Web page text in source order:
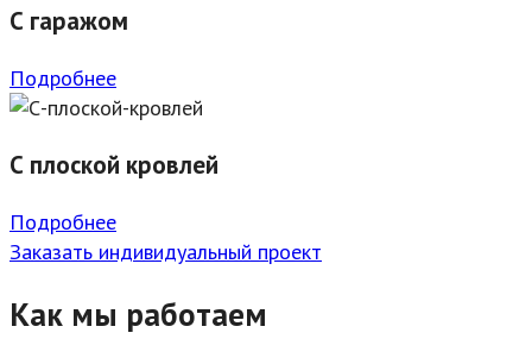
С гаражом
Подробнее
С плоской кровлей
Подробнее
Заказать индивидуальный проект
Как мы работаем